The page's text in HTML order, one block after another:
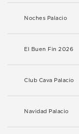
Noches Palacio
El Buen Fin 2026
Club Cava Palacio
Navidad Palacio